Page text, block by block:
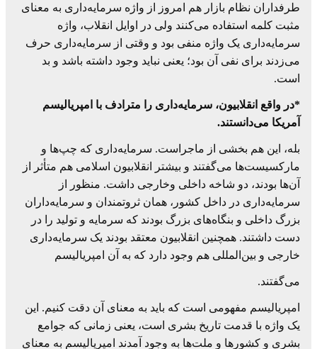
طرفداران نظام بازار هم امروز از واژه سرمایه‌داری به معنای
مثبت کلمه استفاده می‌کنند ولی در اوایل انقلاب، واژه
سرمایه‌داری یک واژه منفی بود و وقتی از سرمایه‌داری حرف
می‌زدند برای نفی آن بود؛ یعنی نباید وجود داشته باشد و بد
است.
*در واقع انقلابیون، سرمایه‌داری را مترادف با امپریالیسم
آمریکا می‌دانستند.
بله، این هم بخشی از ماجراست. سرمایه‌داری که چپ‌ها و
مارکسیست‌ها می‌گفتند و بیشتر انقلابیون اسلامی هم متأثر از
آن‌ها بودند، دو شاخه داخلی وخارجی داشت. منظور از
سرمایه‌داری در داخل کشور، همان ثروتمندان و سرمایه‌داران
بزرگ داخلی و بنگاه‌های بزرگ بودند که سرمایه و تولید را در
دست داشتند. همچنین انقلابیون معتقد بودند یک سرمایه‌داری
خارجی و بین‌المللی هم وجود دارد که به آن امپریالیسم
می‌گفتند.
امپریالیسم مفهومی است که باید به معنای آن دقت کنیم. این
یک واژه با قدمت تاریخ بشری است، یعنی زمانی که جوامع
بشری و کشورها و ملت‌ها به وجود آمدند امپریالیسم به معنای